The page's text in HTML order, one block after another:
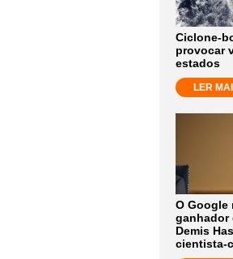
Ciclone-
provocar
estados
LER
O Google
ganhador
Demis
cientista-